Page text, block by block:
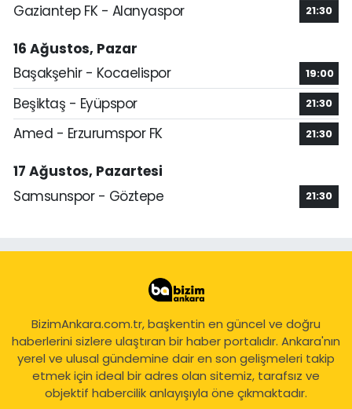
Gaziantep FK - Alanyaspor 21:30
16 Ağustos, Pazar
Başakşehir - Kocaelispor
19:00
Beşiktaş - Eyüpspor 21:30
Amed - Erzurumspor FK 21:30
17 Ağustos, Pazartesi
Samsunspor - Göztepe
21:30
BizimAnkara.com.tr, başkentin en güncel ve doğru
haberlerini sizlere ulaştıran bir haber portalıdır. Ankara'nın
yerel ve ulusal gündemine dair en son gelişmeleri takip
etmek için ideal bir adres olan sitemiz, tarafsız ve
objektif habercilik anlayışıyla öne çıkmaktadır.